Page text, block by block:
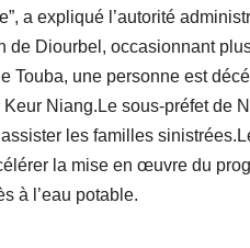
a expliqué l’autorité
de Diourbel, occasionnant
Touba, une personne est
Keur Niang.Le sous-préfet de
les familles
la mise en œuvre du
à l’eau potable.